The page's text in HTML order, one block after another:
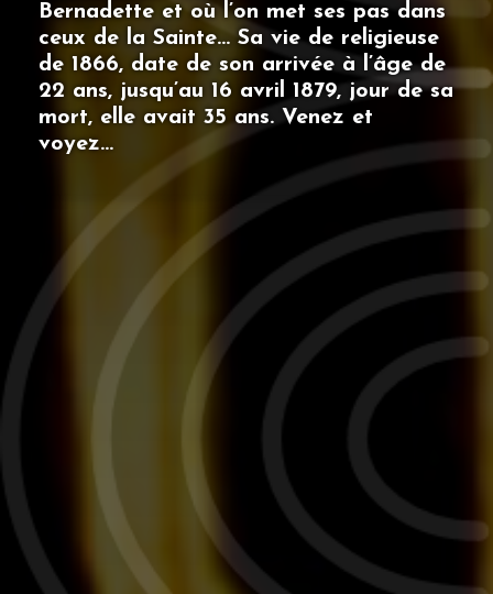
Bernadette et où l’on met ses pas dans
ceux de la Sainte… Sa vie de religieuse
de 1866, date de son arrivée à l’âge de
22 ans, jusqu’au 16 avril 1879, jour de sa
mort, elle avait 35 ans. Venez et
voyez…